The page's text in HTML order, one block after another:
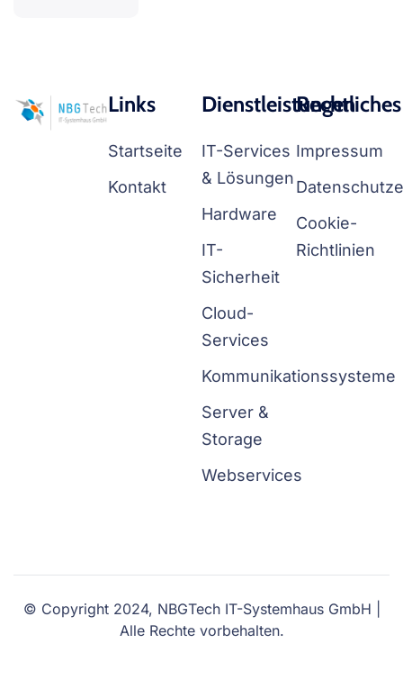
Links
Startseite
Kontakt
Dienstleistungen
IT-Services
& Lösungen
Hardware
IT-
Sicherheit
Cloud-
Services
Kommunikationssysteme
Server &
Storage
Webservices
Rechtliches
Impressum
Cookie-
Richtlinien
© Copyright 2024, NBGTech IT-Systemhaus GmbH |
Alle Rechte vorbehalten.